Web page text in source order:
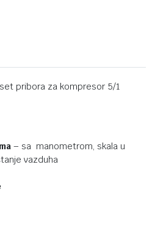
– sa manometrom, skala u
vazduha